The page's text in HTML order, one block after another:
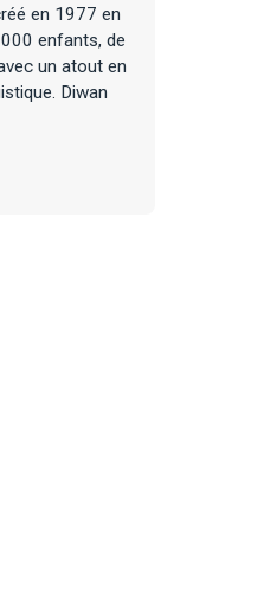
en 1977 en
enfants, de
un atout en
Diwan